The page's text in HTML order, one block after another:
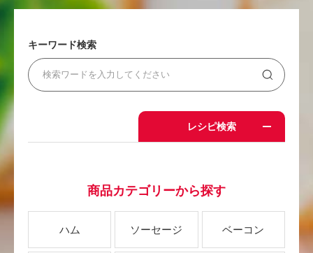
キーワード検索
レシピ検索
商品カテゴリーから探す
ハム ソーセージ ベーコン